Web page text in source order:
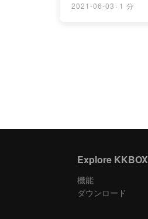
2021-06-03 · 1 分
Explore KKBOX
機能
ダウンロード